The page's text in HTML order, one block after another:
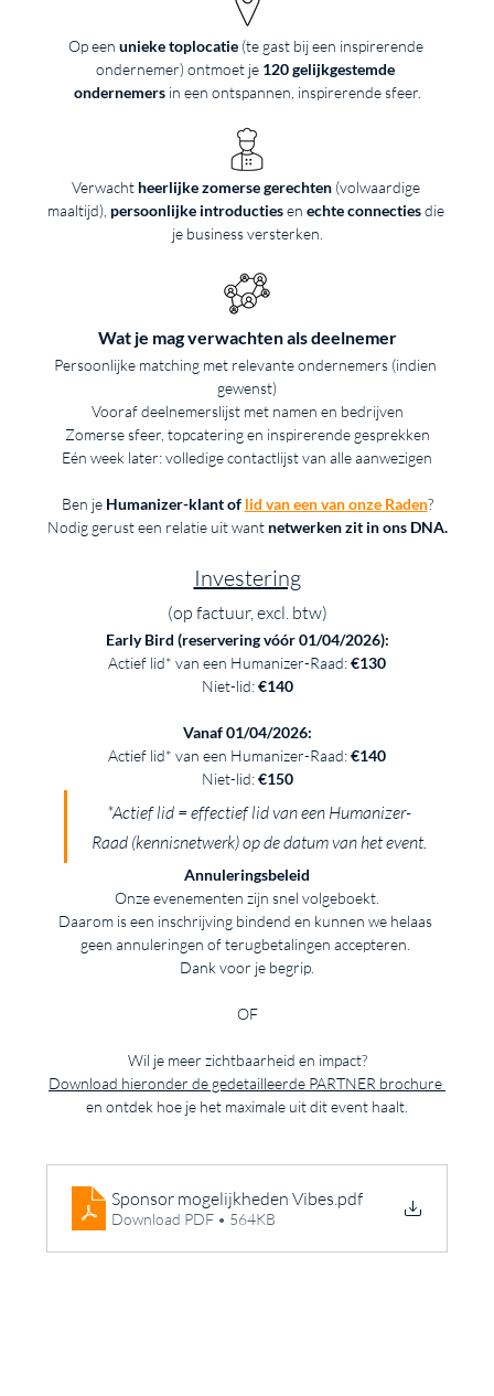
Op een unieke toplocatie (te gast bij een inspirerende
ondernemer) ontmoet je 120 gelijkgestemde
ondernemers in een ontspannen, inspirerende sfeer.
Verwacht heerlijke zomerse gerechten (volwaardige
maaltijd), persoonlijke introducties en echte connecties die
je business versterken.
Wat je mag verwachten als deelnemer
Persoonlijke matching met relevante ondernemers (indien
gewenst)
Vooraf deelnemerslijst met namen en bedrijven
Zomerse sfeer, topcatering en inspirerende gesprekken
Eén week later: volledige contactlijst van alle aanwezigen
Ben je Humanizer-klant of lid van een van onze Raden?
Nodig gerust een relatie uit want netwerken zit in ons DNA.
Investering
(op factuur, excl. btw)
Early Bird (reservering vóór 01/04/2026):
Actief lid* van een Humanizer-Raad: €130
Niet-lid: €140
Vanaf 01/04/2026:
Actief lid* van een Humanizer-Raad: €140
Niet-lid: €150
*Actief lid = effectief lid van een Humanizer-
Raad (kennisnetwerk) op de datum van het event.
Annuleringsbeleid
Onze evenementen zijn snel volgeboekt.
Daarom is een inschrijving bindend en kunnen we helaas
geen annuleringen of terugbetalingen accepteren.
Dank voor je begrip.
OF
Wil je meer zichtbaarheid en impact?
Download hieronder de gedetailleerde PARTNER brochure
en ontdek hoe je het maximale uit dit event haalt.
Sponsor mogelijkheden Vibes .pdf
Download PDF • 564KB